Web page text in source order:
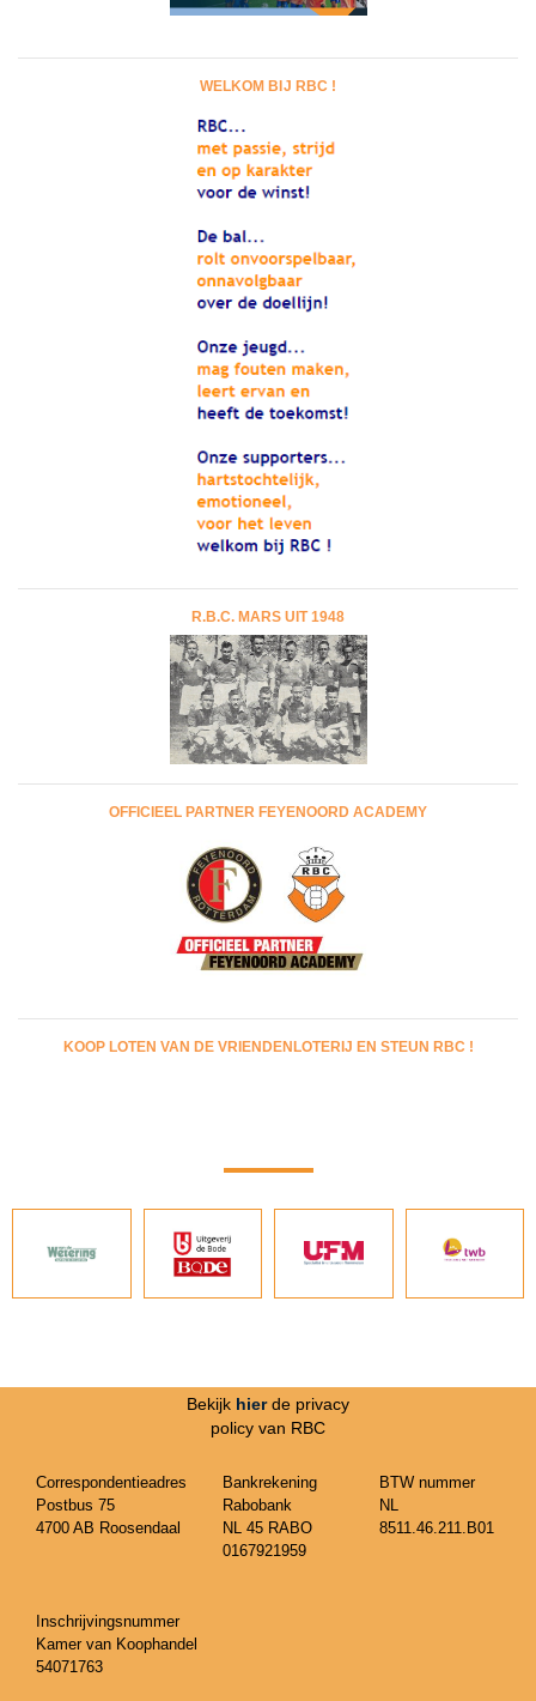
WELKOM BIJ RBC !
R.B.C. MARS UIT 1948
OFFICIEEL PARTNER FEYENOORD ACADEMY
KOOP LOTEN VAN DE VRIENDENLOTERIJ EN STEUN RBC !
Bekijk hier de privacy
policy van RBC
Correspondentieadres
Postbus 75
4700 AB Roosendaal
Bankrekening
Rabobank
NL 45 RABO
0167921959
BTW nummer
NL
8511.46.211.B01
Inschrijvingsnummer
Kamer van Koophandel
54071763